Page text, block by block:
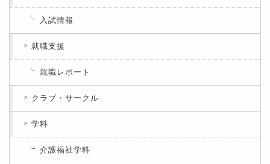
入試情報
就職支援
就職レポート
クラブ・サークル
学科
介護福祉学科